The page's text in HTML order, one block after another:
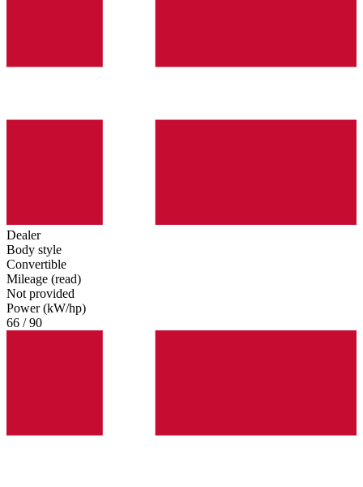
Dealer
Body style
Convertible
Mileage (read)
Not provided
Power (kW/hp)
66 / 90